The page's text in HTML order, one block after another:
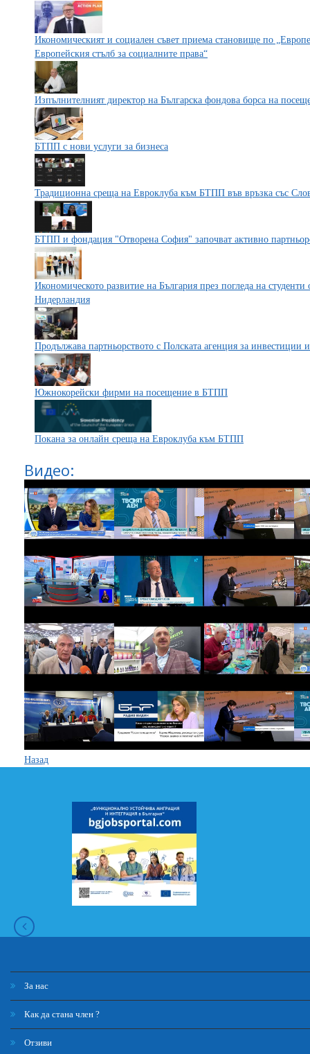
Икономическият и социален съвет приема становище по
Европейския стълб за социалните права“
Изпълнителният директор на Българска фондова борса на
БТПП с нови услуги за бизнеса
Традиционна среща на Евроклуба към БТПП във връзка със
БТПП и фондация "Отворена София" започват активно
Икономическото развитие на България през погледа на
Нидерландия
Продължава партньорството с Полската агенция за инвестиции
Южнокорейски фирми на посещение в БТПП
Покана за онлайн среща на Евроклуба към БТПП
Видео:
Назад
За нас
Как да стана член ?
Отзиви